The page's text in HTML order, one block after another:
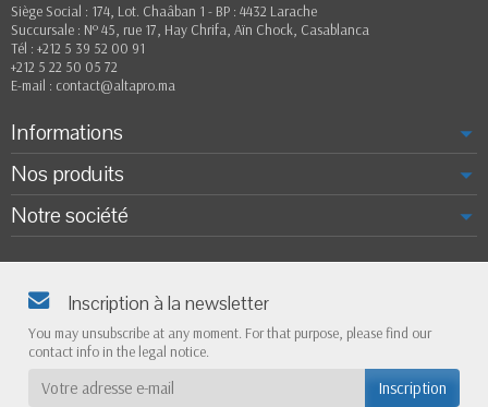
Siège Social : 174, Lot. Chaâban 1 - BP : 4432 Larache
Succursale : Nº 45, rue 17, Hay Chrifa, Aïn Chock, Casablanca
Tél : +212 5 39 52 00 91
+212 5 22 50 05 72
E-mail : contact@altapro.ma
Informations
Nos produits
Notre société
Inscription à la newsletter
You may unsubscribe at any moment. For that purpose, please find our
contact info in the legal notice.